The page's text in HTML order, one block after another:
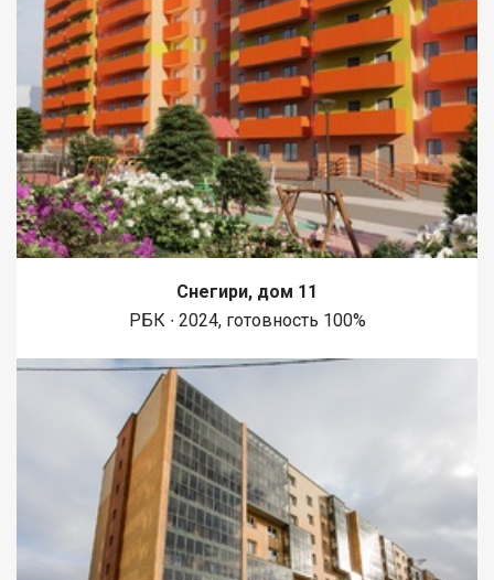
Снегири, дом 11
РБК ∙ 2024, готовность 100%